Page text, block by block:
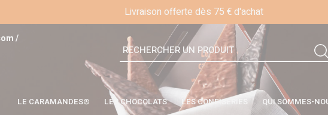
Livraison offerte dès 75 € d'achat
/
LE CARAMANDES® LES CHOCOLATS LES CONFISERIES QUI SOMMES-